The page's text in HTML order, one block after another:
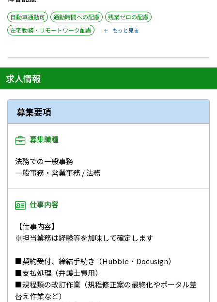
自動車通勤可 通勤時間への配慮
残業ゼロの配慮
在宅勤務・リモートワーク配慮
もっと見る
求人情報
募集要項
募集職種
法務での一般事務
一般事務・営業事務 / 法務
仕事内容
【仕事内容】
※担当業務は経験等を加味して確定します
■契約受付、締結手続き（Hubble・Docusign）
■支払処理（弁護士費用）
■規程類の改訂作業（規程修正案の最終化やポータル差
替え作業など）